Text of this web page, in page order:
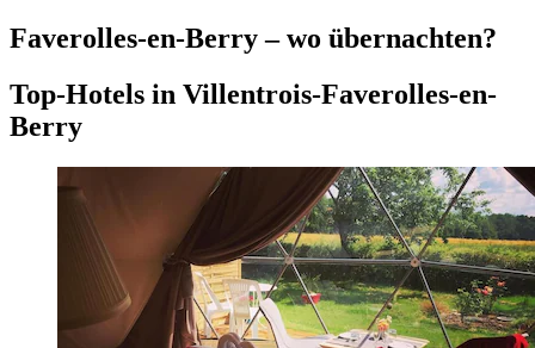
Faverolles-en-Berry – wo übernachten?
Top-Hotels in Villentrois-Faverolles-en-
Berry